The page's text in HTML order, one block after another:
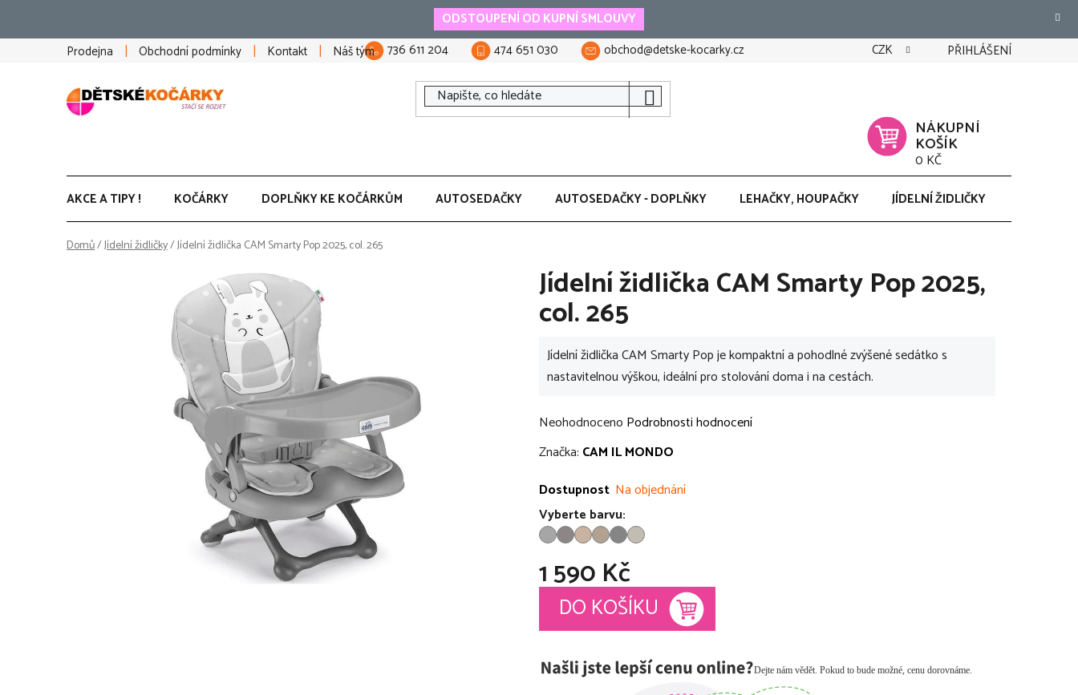
obsah
ODSTOUPENÍ OD KUPNÍ SMLOUVY
Prodejna
Obchodní podmínky Kontakt Náš tým 736 611 204 474 651 030 obchod@detske-kocarky.cz CZK PŘIHLÁŠENÍ
NÁKUPNÍ
KOŠÍK
0 KČ
AKCE A TIPY ! KOČÁRKY DOPLŇKY KE KOČÁRKŮM AUTOSEDAČKY AUTOSEDAČKY - DOPLŇKY LEHAČKY, HOUPAČKY JÍDELNÍ ŽIDLIČKY
Domů/Jídelní židličky/Jídelní židlička CAM Smarty Pop 2025, col. 265
Jídelní židlička CAM Smarty Pop 2025,
col. 265
Jídelní židlička CAM Smarty Pop je kompaktní a pohodlné zvýšené sedátko s
nastavitelnou výškou, ideální pro stolování doma i na cestách.
Průměrné
hodnocení
je
0,0
z
hvězdiček.
Neohodnoceno Podrobnosti hodnocení
Značka: CAM IL MONDO
Dostupnost Na objednání
Vyberte barvu:
1 590 Kč
Měrná cena:
DO KOŠÍKU